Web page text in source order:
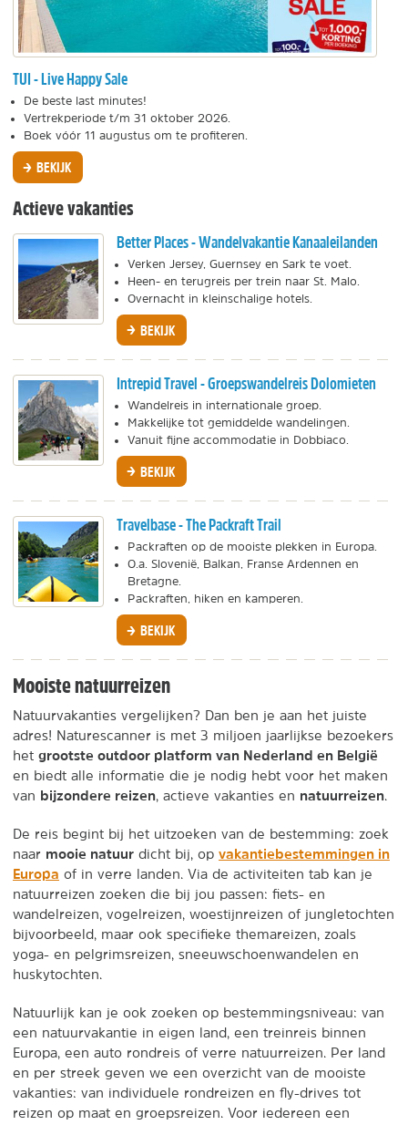
TUI - Live Happy Sale
De beste last minutes!
Vertrekperiode t/m 31 oktober 2026.
Boek vóór 11 augustus om te profiteren.
BEKIJK
Actieve vakanties
Better Places - Wandelvakantie Kanaaleilanden
Verken Jersey, Guernsey en Sark te voet.
Heen- en terugreis per trein naar St. Malo.
Overnacht in kleinschalige hotels.
BEKIJK
Intrepid Travel - Groepswandelreis Dolomieten
Wandelreis in internationale groep.
Makkelijke tot gemiddelde wandelingen.
Vanuit fijne accommodatie in Dobbiaco.
BEKIJK
Travelbase - The Packraft Trail
Packraften op de mooiste plekken in Europa.
O.a. Slovenië, Balkan, Franse Ardennen en
Bretagne.
Packraften, hiken en kamperen.
BEKIJK
Mooiste natuurreizen
Natuurvakanties vergelijken? Dan ben je aan het juiste
adres! Naturescanner is met 3 miljoen jaarlijkse bezoekers
het grootste outdoor platform van Nederland en België
en biedt alle informatie die je nodig hebt voor het maken
van bijzondere reizen, actieve vakanties en natuurreizen.
De reis begint bij het uitzoeken van de bestemming: zoek
naar mooie natuur dicht bij, op vakantiebestemmingen in
Europa of in verre landen. Via de activiteiten tab kan je
natuurreizen zoeken die bij jou passen: fiets- en
wandelreizen, vogelreizen, woestijnreizen of jungletochten
bijvoorbeeld, maar ook specifieke themareizen, zoals
yoga- en pelgrimsreizen, sneeuwschoenwandelen en
huskytochten.
Natuurlijk kan je ook zoeken op bestemmingsniveau: van
een natuurvakantie in eigen land, een treinreis binnen
Europa, een auto rondreis of verre natuurreizen. Per land
en per streek geven we een overzicht van de mooiste
vakanties: van individuele rondreizen en fly-drives tot
reizen op maat en groepsreizen. Voor iedereen een